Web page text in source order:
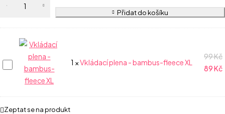
Přidat do košíku
Vkládací
plena
fleece
1 ×Vkládací plena - bambus-fleece XL
99Kč
89Kč
Zeptat se na produkt